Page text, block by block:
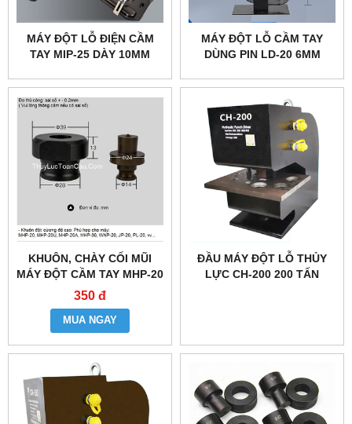
MÁY ĐỘT LỖ ĐIỆN CẦM
TAY MIP-25 DÀY 10MM
MÁY ĐỘT LỖ CẦM TAY
DÙNG PIN LD-20 6MM
KHUÔN, CHÀY CỐI MŨI
MÁY ĐỘT CẦM TAY MHP-20
350 đ
MUA NGAY
ĐẦU MÁY ĐỘT LỖ THỦY
LỰC CH-200 200 TẤN